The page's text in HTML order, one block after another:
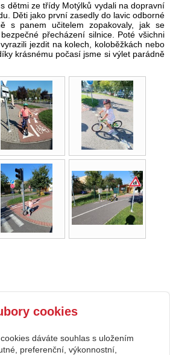
dětmi ze třídy Motýlků vydali na dopravní
Děti jako první zasedly do lavic odborné
s panem učitelem zopakovaly, jak se
přecházení silnice. Poté všichni
jezdit na kolech, koloběžkách nebo
krásnému počasí jsme si výlet parádně
Korytná, okres Uherské Hradiště, příspěvková
cookies
dáváte souhlas s uložením
preferenční, výkonnostní,